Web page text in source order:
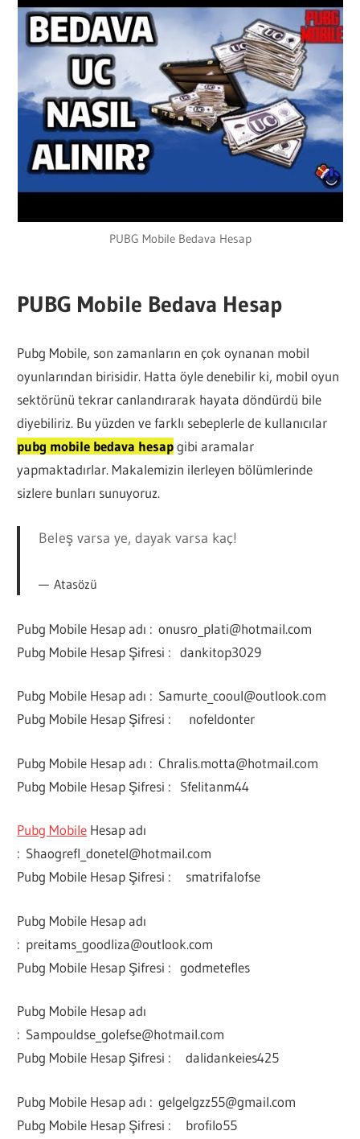
PUBG Mobile Bedava Hesap
PUBG Mobile Bedava Hesap
Pubg Mobile, son zamanların en çok oynanan mobil
oyunlarından birisidir. Hatta öyle denebilir ki, mobil oyun
sektörünü tekrar canlandırarak hayata döndürdü bile
diyebiliriz. Bu yüzden ve farklı sebeplerle de kullanıcılar
pubg mobile bedava hesapgibi aramalar
yapmaktadırlar. Makalemizin ilerleyen bölümlerinde
sizlere bunları sunuyoruz.
Beleş varsa ye, dayak varsa kaç!
Atasözü
Pubg Mobile Hesap adı :onusro_plati@hotmail.com
Pubg Mobile Hesap Şifresi : dankitop3029
Pubg Mobile Hesap adı : Samurte_cooul@outlook.com
Pubg Mobile Hesap Şifresi : nofeldonter
Pubg Mobile Hesap adı :Chralis.motta@hotmail.com
Pubg Mobile Hesap Şifresi : Sfelitanm44
Pubg Mobile Hesap adı
: Shaogrefl_donetel@hotmail.com
Pubg Mobile Hesap Şifresi : smatrifalofse
Pubg Mobile Hesap adı
: preitams_goodliza@outlook.com
Pubg Mobile Hesap Şifresi : godmetefles
Pubg Mobile Hesap adı
: Sampouldse_golefse@hotmail.com
Pubg Mobile Hesap Şifresi : dalidankeies425
Pubg Mobile Hesap adı :gelgelgzz55@gmail.com
Pubg Mobile Hesap Şifresi : brofilo55